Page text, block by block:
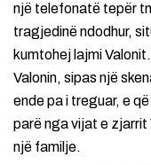
një telefonatë tepër
tragjedinë ndodhur,
kumtohej lajmi
Valonin, sipas një
ende pa i treguar, e
parë nga vijat e zjarrit
një familje.